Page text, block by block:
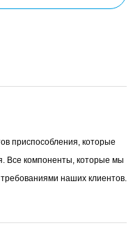
приспособления, которые
Все компоненты, которые мы
наших клиентов.